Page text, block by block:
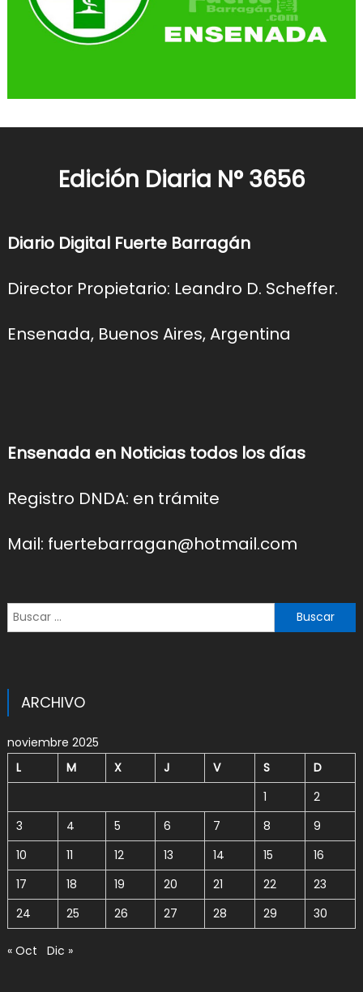
Edición Diaria N° 3656
Diario Digital Fuerte Barragán
Director Propietario: Leandro D. Scheffer.
Ensenada, Buenos Aires, Argentina
Ensenada en Noticias todos los días
Registro DNDA: en trámite
Mail: fuertebarragan@hotmail.com
Buscar:
ARCHIVO
noviembre 2025
L
M X J V S
D
1
2
3
4 5 6 7 8
9
10
11 12 13 14 15
16
17
18 19 20 21 22
23
24
25 26 27 28 29 30
« Oct Dic »